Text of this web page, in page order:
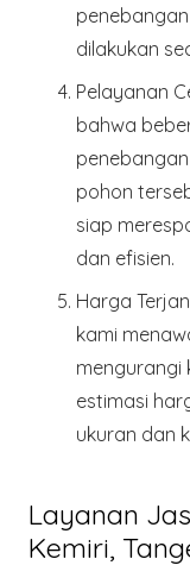
dilakukan
Pelayanan
bahwa
pohon
siap
dan efisien.
Harga
kami
mengurangi
estimasi
ukuran dan
Layanan
Kemiri,